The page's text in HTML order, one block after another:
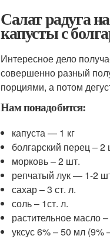
Салат радуга
капусты с
Интересное дело
совершенно разный
порциями, а потом
Нам понадобится:
капуста — 1 кг
болгарский перец – 2
морковь – 2 шт.
репчатый лук — 1-2
сахар – 3 ст. л.
соль – 1ст. л.
растительное масло
уксус 6% – 50 мл